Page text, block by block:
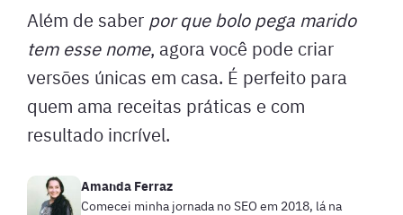
Além de saber por que bolo pega marido
tem esse nome, agora você pode criar
versões únicas em casa. É perfeito para
quem ama receitas práticas e com
resultado incrível.
Amanda Ferraz
Comecei minha jornada no SEO em 2018, lá na